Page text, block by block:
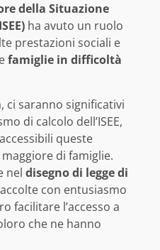
della Situazione
ha avuto un ruolo
prestazioni sociali e
famiglie in difficoltà
ci saranno significativi
di calcolo dell’ISEE,
queste
di famiglie.
nel disegno di legge di
con entusiasmo
facilitare l’accesso a
che ne hanno